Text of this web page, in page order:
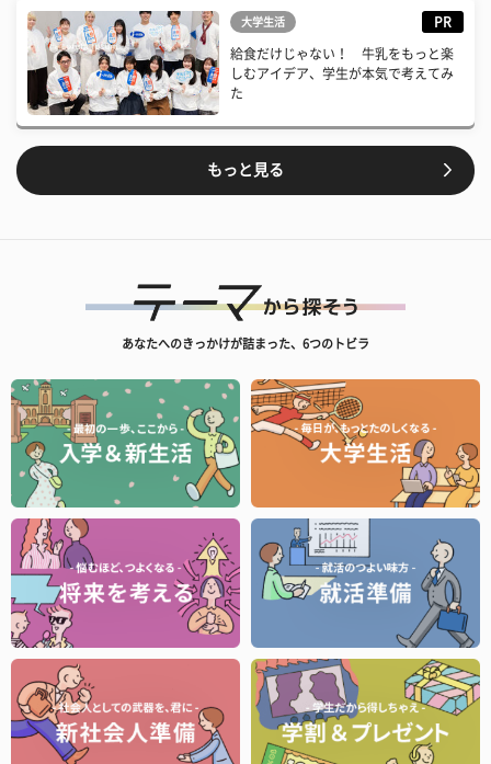
大学生活 PR
給食だけじゃない！ 牛乳をもっと楽
しむアイデア、学生が本気で考えてみ
た
もっと見る
あなたへのきっかけが詰まった、6つのトビラ